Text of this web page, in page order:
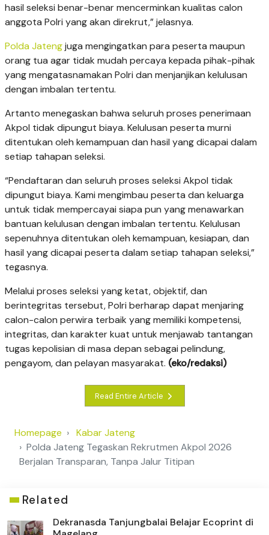
hasil seleksi benar-benar mencerminkan kualitas calon
anggota Polri yang akan direkrut,” jelasnya.
Polda Jatengjuga mengingatkan para peserta maupun
orang tua agar tidak mudah percaya kepada pihak-pihak
yang mengatasnamakan Polri dan menjanjikan kelulusan
dengan imbalan tertentu.
Artanto menegaskan bahwa seluruh proses penerimaan
Akpol tidak dipungut biaya. Kelulusan peserta murni
ditentukan oleh kemampuan dan hasil yang dicapai dalam
setiap tahapan seleksi.
“Pendaftaran dan seluruh proses seleksi Akpol tidak
dipungut biaya. Kami mengimbau peserta dan keluarga
untuk tidak mempercayai siapa pun yang menawarkan
bantuan kelulusan dengan imbalan tertentu. Kelulusan
sepenuhnya ditentukan oleh kemampuan, kesiapan, dan
hasil yang dicapai peserta dalam setiap tahapan seleksi,”
tegasnya.
Melalui proses seleksi yang ketat, objektif, dan
berintegritas tersebut, Polri berharap dapat menjaring
calon-calon perwira terbaik yang memiliki kompetensi,
integritas, dan karakter kuat untuk menjawab tantangan
tugas kepolisian di masa depan sebagai pelindung,
pengayom, dan pelayan masyarakat. (eko/redaksi)
Read Entire Article
Homepage
Kabar Jateng
Polda Jateng Tegaskan Rekrutmen Akpol 2026
Berjalan Transparan, Tanpa Jalur Titipan
Related
Dekranasda Tanjungbalai Belajar Ecoprint di